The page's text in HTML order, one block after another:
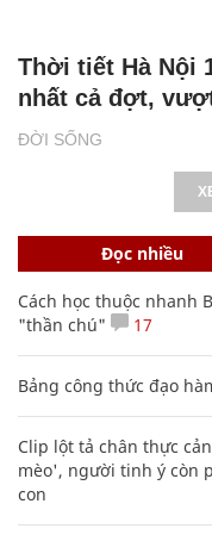
ĐỜI SỐNG
Thời tiết Hà Nội
nhất cả đợt,
Đọc nhiều
Cách học thuộc nhanh
"thần chú"
17
Bảng công thức đạo
Clip lột tả chân thực
mèo', người tinh ý còn
con